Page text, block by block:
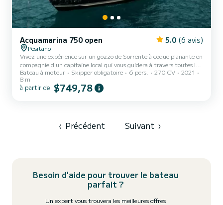
Acquamarina 750 open 5.0 (6 avis)
Positano
Vivez une expérience sur un gozzo de Sorrente à coque planante en
compagnie d'un capitaine local qui vous guidera à travers toutes les
beautés de la côte amalfitaine.
Bateau à moteur Skipper obligatoire 6 pers. 270 CV
2021
8 m
à partir de $749,78
‹ Précédent Suivant ›
Besoin d'aide pour trouver le bateau
parfait ?
Un expert vous trouvera les meilleures offres